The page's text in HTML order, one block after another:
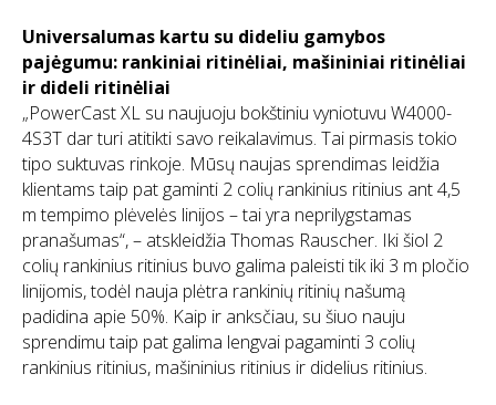
Universalumas kartu su dideliu gamybos
pajėgumu: rankiniai ritinėliai, mašininiai ritinėliai
ir dideli ritinėliai
„PowerCast XL su naujuoju bokštiniu vyniotuvu W4000-
4S3T dar turi atitikti savo reikalavimus. Tai pirmasis tokio
tipo suktuvas rinkoje. Mūsų naujas sprendimas leidžia
klientams taip pat gaminti 2 colių rankinius ritinius ant 4,5
m tempimo plėvelės linijos – tai yra neprilygstamas
pranašumas“, – atskleidžia Thomas Rauscher. Iki šiol 2
colių rankinius ritinius buvo galima paleisti tik iki 3 m pločio
linijomis, todėl nauja plėtra rankinių ritinių našumą
padidina apie 50%. Kaip ir anksčiau, su šiuo nauju
sprendimu taip pat galima lengvai pagaminti 3 colių
rankinius ritinius, mašininius ritinius ir didelius ritinius.